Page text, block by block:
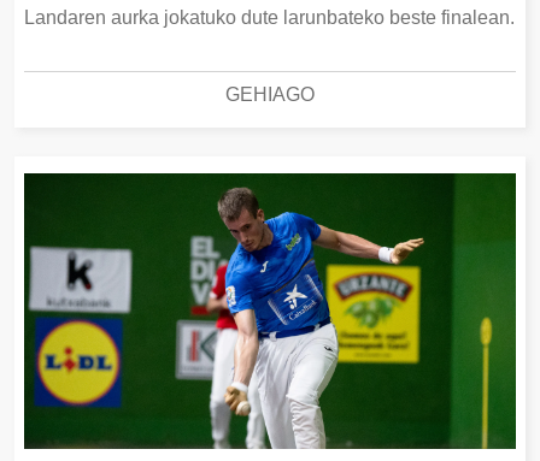
Landaren aurka jokatuko dute larunbateko beste finalean.
GEHIAGO